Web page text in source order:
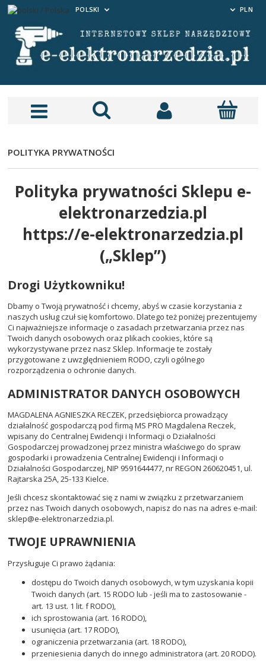
POLSKI PLN
POLITYKA PRYWATNOŚCI
Polityka prywatności Sklepu e-
elektronarzedzia.pl
https://e-elektronarzedzia.pl
(„Sklep”)
Drogi Użytkowniku!
Dbamy o Twoją prywatność i chcemy, abyś w czasie korzystania z
naszych usług czuł się komfortowo. Dlatego też poniżej prezentujemy
Ci najważniejsze informacje o zasadach przetwarzania przez nas
Twoich danych osobowych oraz plikach cookies, które są
wykorzystywane przez nasz Sklep. Informacje te zostały
przygotowane z uwzględnieniem RODO, czyli ogólnego
rozporządzenia o ochronie danych.
ADMINISTRATOR DANYCH OSOBOWYCH
MAGDALENA AGNIESZKA RECZEK, przedsiębiorca prowadzący
działalność gospodarczą pod firmą MS PRO Magdalena Reczek,
wpisany do Centralnej Ewidencji i Informacji o Działalności
Gospodarczej prowadzonej przez ministra właściwego do spraw
gospodarki i prowadzenia Centralnej Ewidencji i Informacji o
Działalności Gospodarczej, NIP 9591644477, nr REGON 260620451, ul.
Rajtarska 25A, 25-133 Kielce.
Jeśli chcesz skontaktować się z nami w związku z przetwarzaniem
przez nas Twoich danych osobowych, napisz do nas na adres e-mail:
sklep@e-elektronarzedzia.pl.
TWOJE UPRAWNIENIA
Przysługuje Ci prawo żądania:
dostępu do Twoich danych osobowych, w tym uzyskania kopii
Twoich danych (art. 15 RODO lub - jeśli ma to zastosowanie -
art. 13 ust. 1 lit. f RODO),
ich sprostowania (art. 16 RODO),
usunięcia (art. 17 RODO),
ograniczenia przetwarzania (art. 18 RODO),
przeniesienia danych do innego administratora (art. 20 RODO).